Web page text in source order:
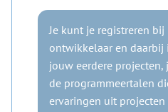
Je kunt je registreren
ontwikkelaar en
jouw eerdere
de programmeertalen
ervaringen uit